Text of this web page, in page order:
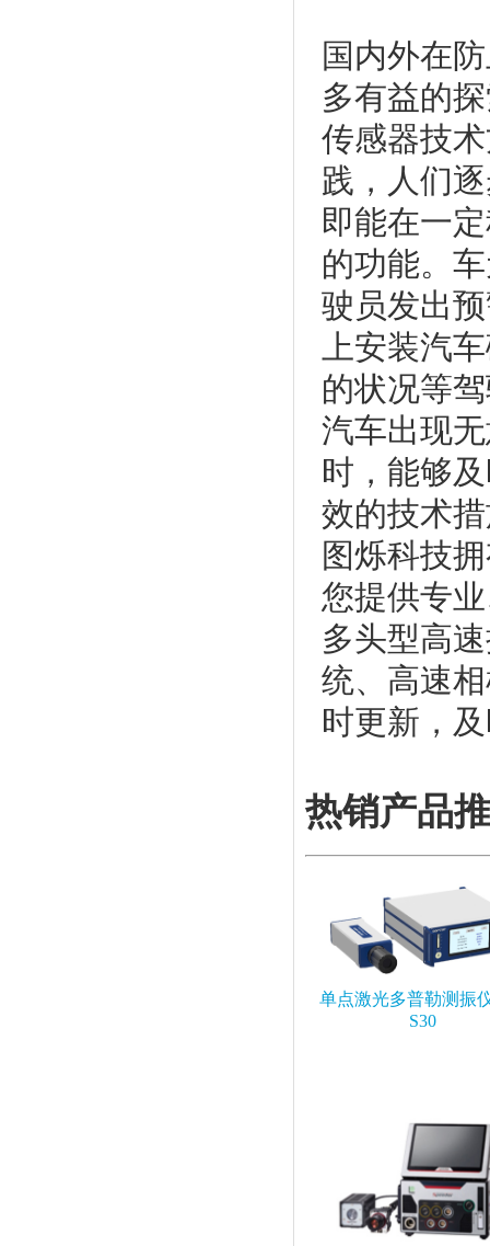
国内外在
多有益的
传感器技
践，人们
即能在一
的功能。
驶员发出
上安装汽
的状况等
汽车出现
时，能够
效的技术
图烁科技
您提供专
多头型高
统、高速
时更新，
热销产品
单点激光多普勒测振
S30